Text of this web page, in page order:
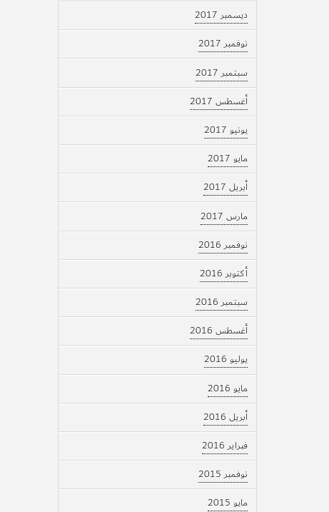
ديسمبر 2017
نوفمبر 2017
سبتمبر 2017
أغسطس 2017
يونيو 2017
مايو 2017
أبريل 2017
مارس 2017
نوفمبر 2016
أكتوبر 2016
سبتمبر 2016
أغسطس 2016
يوليو 2016
مايو 2016
أبريل 2016
فبراير 2016
نوفمبر 2015
مايو 2015